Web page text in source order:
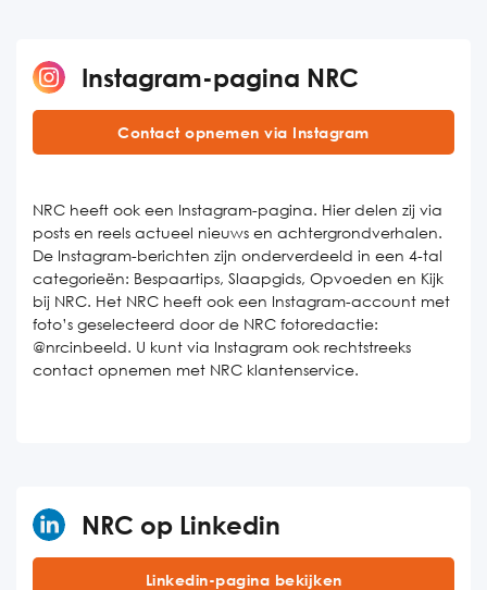
Instagram-pagina NRC
Contact opnemen via Instagram
NRC heeft ook een Instagram-pagina. Hier delen zij via
posts en reels actueel nieuws en achtergrondverhalen.
De Instagram-berichten zijn onderverdeeld in een 4-tal
categorieën: Bespaartips, Slaapgids, Opvoeden en Kijk
bij NRC. Het NRC heeft ook een Instagram-account met
foto’s geselecteerd door de NRC fotoredactie:
@nrcinbeeld. U kunt via Instagram ook rechtstreeks
contact opnemen met NRC klantenservice.
NRC op Linkedin
Linkedin-pagina bekijken